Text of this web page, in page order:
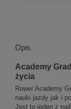
Opis
Academy
życia
Rower Academy
nauki jazdy jak i
Jest to jeden z